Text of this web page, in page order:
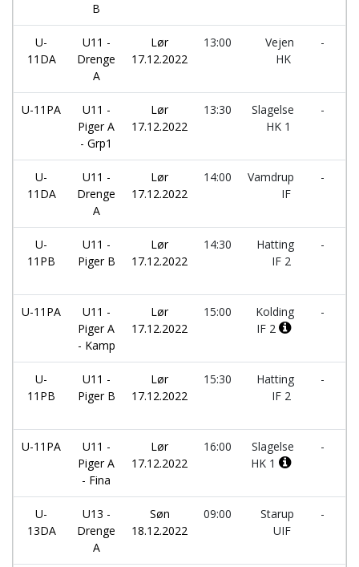
B
U-
11DA
U11 -
Drenge
A
Lør
17.12.2022
13:00
Vejen
HK
-
U-11PA
U11 -
Piger A
- Grp1
Lør
17.12.2022
13:30
Slagelse
HK 1
-
U-
11DA
U11 -
Drenge
A
Lør
17.12.2022
14:00
Vamdrup
IF
-
U-
11PB
U11 -
Piger B
Lør
17.12.2022
14:30
Hatting
IF 2
-
U-11PA
U11 -
Piger A
- Kamp
Lør
17.12.2022
15:00
Kolding
IF 2
-
U-
11PB
U11 -
Piger B
Lør
17.12.2022
15:30
Hatting
IF 2
-
U-11PA
U11 -
Piger A
- Fina
Lør
17.12.2022
16:00
Slagelse
HK 1
-
U-
13DA
U13 -
Drenge
A
Søn
18.12.2022
09:00
Starup
UIF
-